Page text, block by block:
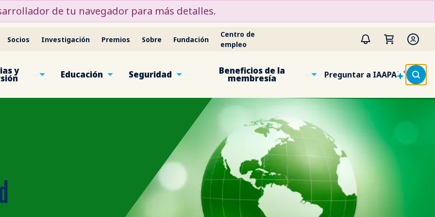
de tu navegador para más detalles.
Socios Investigación Premios Sobre Fundación
Centro de
empleo
y Educación Seguridad Beneficios de la
membresía Preguntar a IAAPA